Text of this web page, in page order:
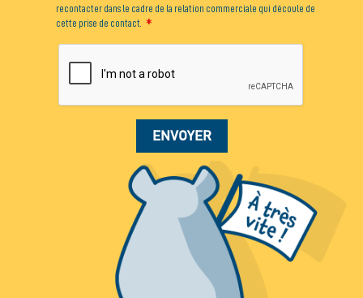
recontacter dans le cadre de la relation commerciale qui découle de
cette prise de contact.
ENVOYER